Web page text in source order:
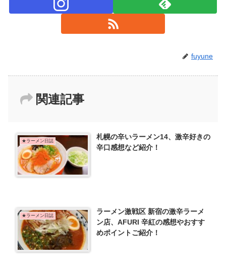
fuyune
関連記事
★ラーメン日誌
札幌の辛いラーメン14、激辛好きの
辛口感想など紹介！
★ラーメン日誌
ラーメン激戦区 新宿の激辛ラーメ
ン店、AFURI 辛紅の感想やおすす
めポイントご紹介！